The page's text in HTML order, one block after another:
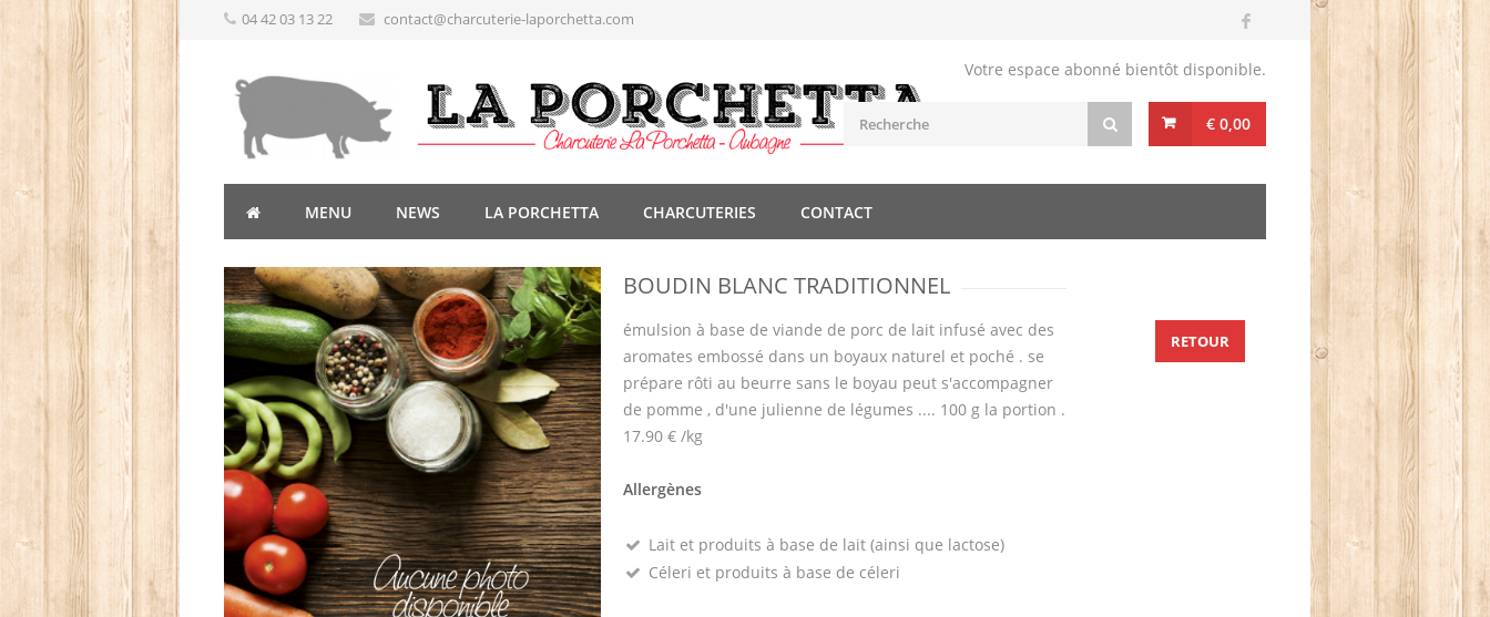
04 42 03 13 22 contact@charcuterie-laporchetta.com
Votre espace abonné bientôt disponible.
€ 0,00
MENU NEWS LA PORCHETTA CHARCUTERIES CONTACT
BOUDIN BLANC TRADITIONNEL
émulsion à base de viande de porc de lait infusé avec des
aromates embossé dans un boyaux naturel et poché . se
prépare rôti au beurre sans le boyau peut s'accompagner
de pomme , d'une julienne de légumes .... 100 g la portion .
17.90 € /kg
Allergènes
Lait et produits à base de lait (ainsi que lactose)
Céleri et produits à base de céleri
RETOUR